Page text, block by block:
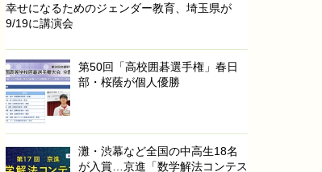
幸せになるためのジェンダー教育、埼玉県が
9/19に講演会
第50回「高校囲碁選手権」春日
部・桜蔭が個人優勝
灘・渋幕など全国の中高生18名
が入賞…京進「数学解法コンテス